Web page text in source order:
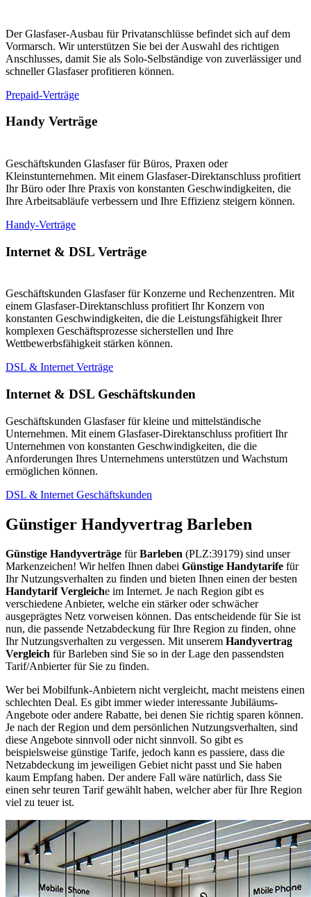
Der Glasfaser-Ausbau für Privatanschlüsse befindet sich auf dem
Vormarsch. Wir unterstützen Sie bei der Auswahl des richtigen
Anschlusses, damit Sie als Solo-Selbständige von zuverlässiger und
schneller Glasfaser profitieren können.
Prepaid-Verträge
Handy Verträge
Geschäftskunden Glasfaser für Büros, Praxen oder
Kleinstunternehmen. Mit einem Glasfaser-Direktanschluss profitiert
Ihr Büro oder Ihre Praxis von konstanten Geschwindigkeiten, die
Ihre Arbeitsabläufe verbessern und Ihre Effizienz steigern können.
Handy-Verträge
Internet & DSL Verträge
Geschäftskunden Glasfaser für Konzerne und Rechenzentren. Mit
einem Glasfaser-Direktanschluss profitiert Ihr Konzern von
konstanten Geschwindigkeiten, die die Leistungsfähigkeit Ihrer
komplexen Geschäftsprozesse sicherstellen und Ihre
Wettbewerbsfähigkeit stärken können.
DSL & Internet Verträge
Internet & DSL Geschäftskunden
Geschäftskunden Glasfaser für kleine und mittelständische
Unternehmen. Mit einem Glasfaser-Direktanschluss profitiert Ihr
Unternehmen von konstanten Geschwindigkeiten, die die
Anforderungen Ihres Unternehmens unterstützen und Wachstum
ermöglichen können.
DSL & Internet Geschäftskunden
Günstiger Handyvertrag Barleben
Günstige Handyverträge fürBarleben (PLZ:39179) sind unser
Markenzeichen! Wir helfen Ihnen dabei Günstige Handytarife für
Ihr Nutzungsverhalten zu finden und bieten Ihnen einen der besten
Handytarif Vergleiche im Internet. Je nach Region gibt es
verschiedene Anbieter, welche ein stärker oder schwächer
ausgeprägtes Netz vorweisen können. Das entscheidende für Sie ist
nun, die passende Netzabdeckung für Ihre Region zu finden, ohne
Ihr Nutzungsverhalten zu vergessen. Mit unserem Handyvertrag
Vergleich für Barleben sind Sie so in der Lage den passendsten
Tarif/Anbierter für Sie zu finden.
Wer bei Mobilfunk-Anbietern nicht vergleicht, macht meistens einen
schlechten Deal. Es gibt immer wieder interessante Jubiläums-
Angebote oder andere Rabatte, bei denen Sie richtig sparen können.
Je nach der Region und dem persönlichen Nutzungsverhalten, sind
diese Angebote sinnvoll oder nicht sinnvoll. So gibt es
beispielsweise günstige Tarife, jedoch kann es passiere, dass die
Netzabdeckung im jeweiligen Gebiet nicht passt und Sie haben
kaum Empfang haben. Der andere Fall wäre natürlich, dass Sie
einen sehr teuren Tarif gewählt haben, welcher aber für Ihre Region
viel zu teuer ist.